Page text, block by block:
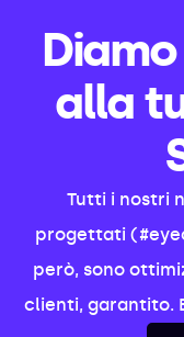
alla
Tutti i nostri
progettati
però, sono
clienti, garantito.